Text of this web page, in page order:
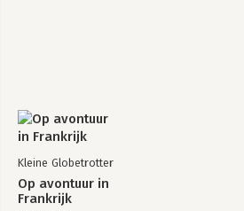
Kleine Globetrotter
Op avontuur in
Frankrijk